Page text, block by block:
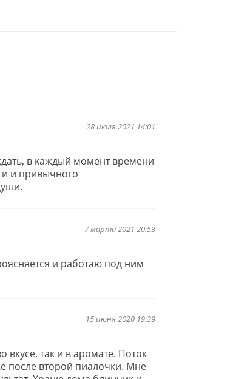
28 июля 2021 14:01
в каждый момент времени
и привычного
7 марта 2021 20:53
и работаю под ним
15 июня 2020 19:39
так и в аромате. Поток
после второй пиалочки. Мне